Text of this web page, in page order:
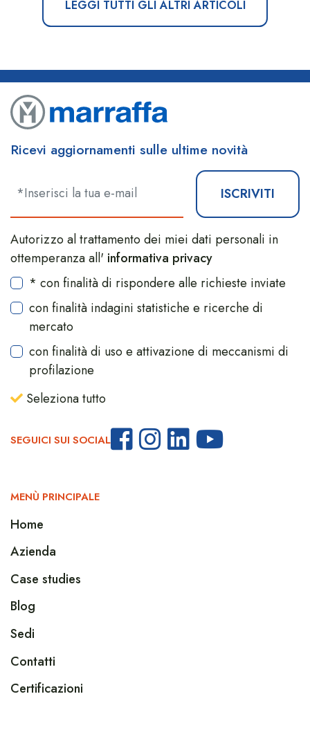
LEGGI TUTTI GLI ALTRI ARTICOLI
Ricevi aggiornamenti sulle ultime novità
ISCRIVITI
Autorizzo al trattamento dei miei dati personali in
ottemperanza all' informativa privacy
* con finalità di rispondere alle richieste inviate
con finalità indagini statistiche e ricerche di
mercato
con finalità di uso e attivazione di meccanismi di
profilazione
Seleziona tutto
SEGUICI SUI SOCIAL
MENÙ PRINCIPALE
Home
Azienda
Case studies
Blog
Sedi
Contatti
Certificazioni